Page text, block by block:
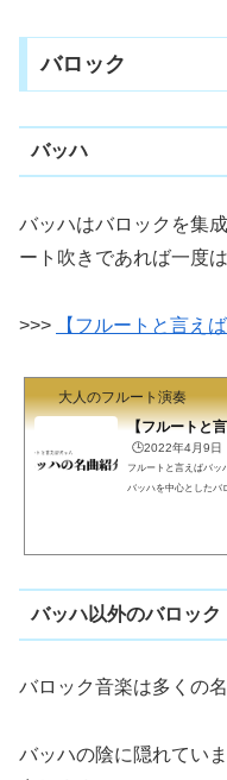
バロック
バッハ
バッハはバロックを集
ート吹きであれば一度
>>> 【フルートと言え
大人のフルート演奏
【フルートと
🕒️2022年4月9日
フルートと言えばバッ
バッハを中心としたバ
ナタでもあり、いくつ
バッハ以外のバロック
バロック音楽は多くの
バッハの陰に隠れてい